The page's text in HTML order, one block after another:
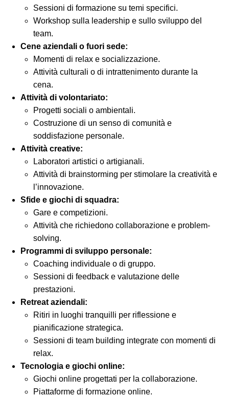
Sessioni di formazione su temi specifici.
Workshop sulla leadership e sullo sviluppo del
team.
Cene aziendali o fuori sede:
Momenti di relax e socializzazione.
Attività culturali o di intrattenimento durante la
cena.
Attività di volontariato:
Progetti sociali o ambientali.
Costruzione di un senso di comunità e
soddisfazione personale.
Attività creative:
Laboratori artistici o artigianali.
Attività di brainstorming per stimolare la creatività e
l’innovazione.
Sfide e giochi di squadra:
Gare e competizioni.
Attività che richiedono collaborazione e problem-
solving.
Programmi di sviluppo personale:
Coaching individuale o di gruppo.
Sessioni di feedback e valutazione delle
prestazioni.
Retreat aziendali:
Ritiri in luoghi tranquilli per riflessione e
pianificazione strategica.
Sessioni di team building integrate con momenti di
relax.
Tecnologia e giochi online:
Giochi online progettati per la collaborazione.
Piattaforme di formazione online.